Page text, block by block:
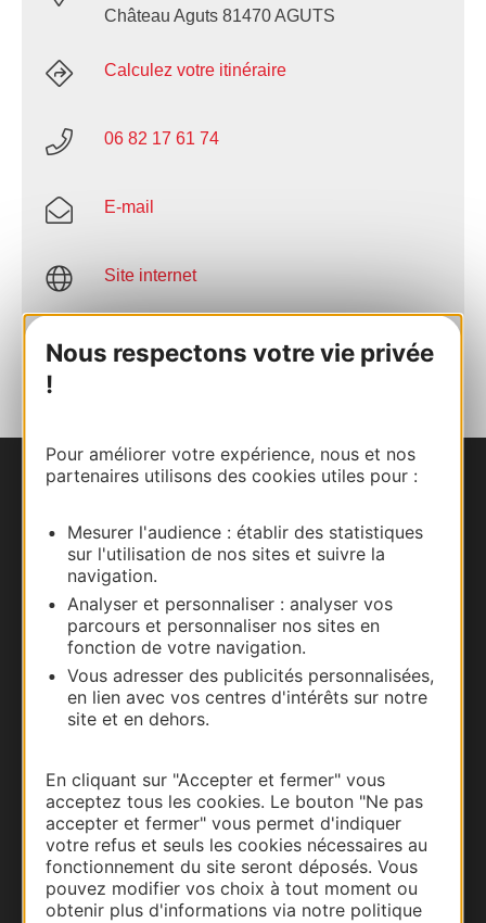
Nous respectons votre vie privée
!
Pour améliorer votre expérience, nous et nos
partenaires utilisons des cookies utiles pour :
Mesurer l'audience : établir des statistiques
sur l'utilisation de nos sites et suivre la
navigation.
Analyser et personnaliser : analyser vos
parcours et personnaliser nos sites en
fonction de votre navigation.
Vous adresser des publicités personnalisées,
en lien avec vos centres d'intérêts sur notre
site et en dehors.
En cliquant sur "Accepter et fermer" vous
acceptez tous les cookies. Le bouton "Ne pas
accepter et fermer" vous permet d'indiquer
votre refus et seuls les cookies nécessaires au
fonctionnement du site seront déposés. Vous
pouvez modifier vos choix à tout moment ou
obtenir plus d'informations via notre politique
Château Aguts 81470 AGUTS
Calculez votre itinéraire
06 82 17 61 74
E-mail
Site internet
AU CARNET
Carte interactive
Documentation
Thermalisme
Business/Mice